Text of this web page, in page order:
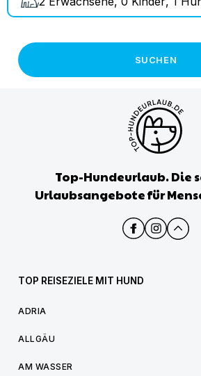
SUCHEN
Top-Hundeurlaub. Die
Urlaubsangebote für
TOP REISEZIELE MIT HUND
ADRIA
ALLGÄU
AM WASSER